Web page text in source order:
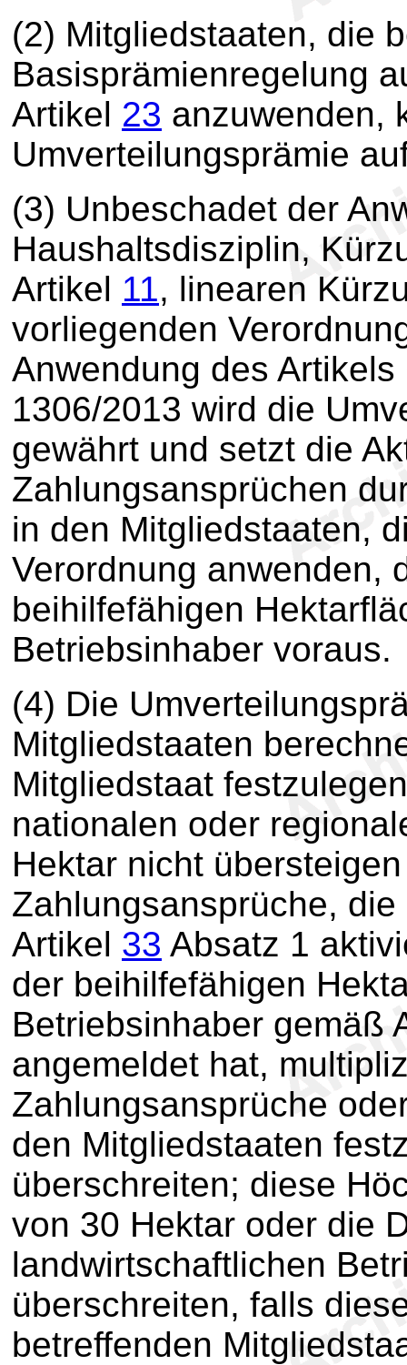
(2) Mitgliedstaaten, die
Basisprämienregelung
Artikel 23 anzuwenden,
Umverteilungsprämie
(3) Unbeschadet der
Haushaltsdisziplin,
Artikel 11, linearen
vorliegenden
Anwendung des
1306/2013 wird die
gewährt und setzt die
Zahlungsansprüchen
in den Mitgliedstaaten,
Verordnung anwenden,
beihilfefähigen
Betriebsinhaber voraus.
(4) Die
Mitgliedstaaten
Mitgliedstaat
nationalen oder
Hektar nicht
Zahlungsansprüche,
Artikel 33 Absatz 1
der beihilfefähigen
Betriebsinhaber gemäß
angemeldet hat,
Zahlungsansprüche
den Mitgliedstaaten
überschreiten; diese
von 30 Hektar oder die
landwirtschaftlichen
überschreiten, falls
betreffenden